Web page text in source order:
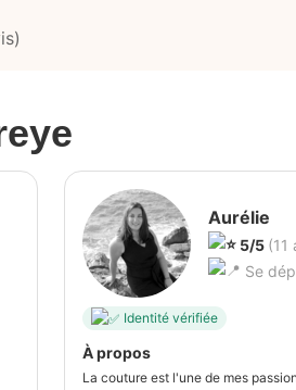
Aurélie
5/5 (11
Se
Identité vérifiée
À propos
La couture est l'une de mes